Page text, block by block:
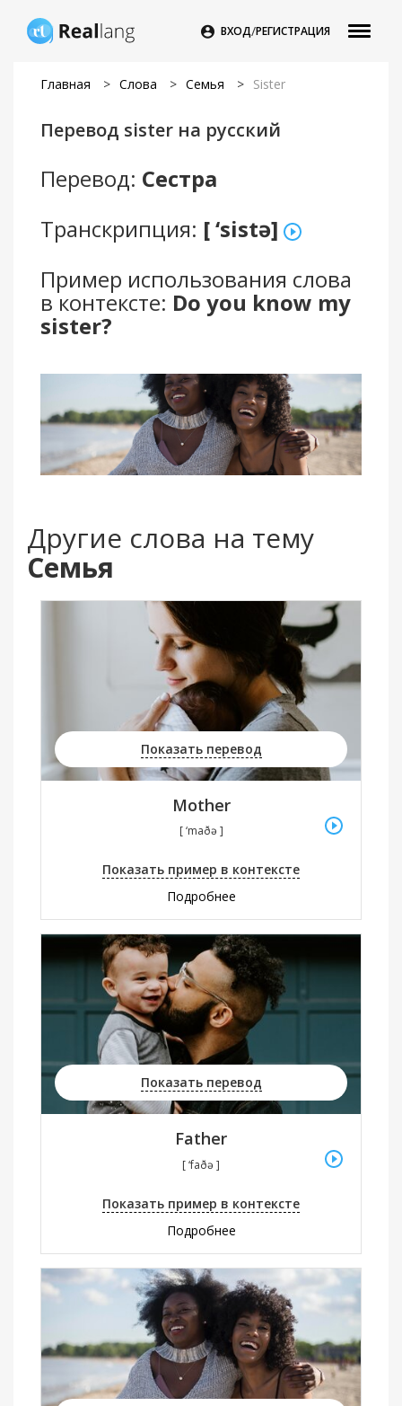
 ВХОД/РЕГИСТРАЦИЯ
Главная > Слова > Семья > Sister
Перевод sister на русский
Перевод: Сестра
Транскрипция: [ ‘sistə]
Пример использования слова
в контексте: Do you know my
sister?
Другие слова на тему
Семья
Показать перевод
Mother
[ ‘maðə ]
Показать пример в контексте
Подробнее
Показать перевод
Father
[ ‘faðə ]
Показать пример в контексте
Подробнее